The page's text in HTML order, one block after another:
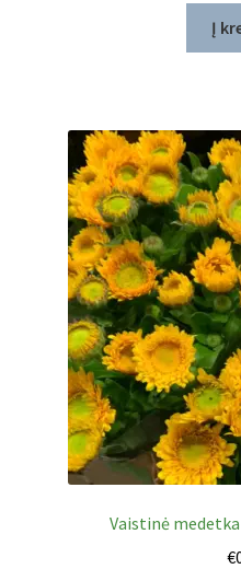
Į
Vaistinė
€